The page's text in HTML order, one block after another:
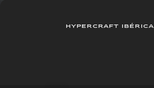
HYPERCRAFT IBÉRICA